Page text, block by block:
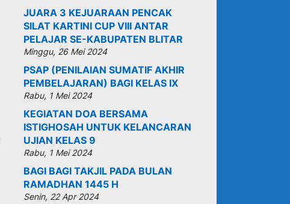
JUARA 3 KEJUARAAN PENCAK
SILAT KARTINI CUP VIII ANTAR
PELAJAR SE-KABUPATEN BLITAR
Minggu, 26 Mei 2024
PSAP (PENILAIAN SUMATIF AKHIR
PEMBELAJARAN) BAGI KELAS IX
Rabu, 1 Mei 2024
KEGIATAN DOA BERSAMA
ISTIGHOSAH UNTUK KELANCARAN
UJIAN KELAS 9
Rabu, 1 Mei 2024
BAGI BAGI TAKJIL PADA BULAN
RAMADHAN 1445 H
Senin, 22 Apr 2024